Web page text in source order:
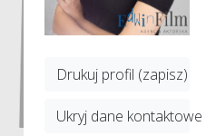
Drukuj profil (zapisz)
Ukryj dane kontaktowe